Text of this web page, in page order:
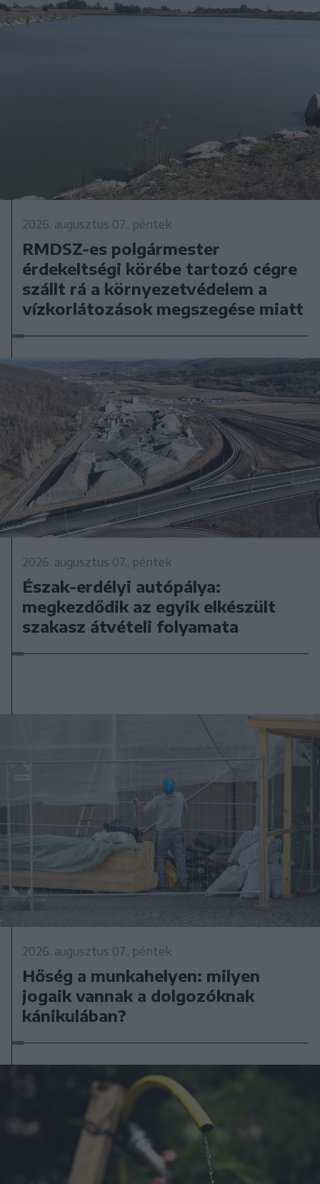
2026. augusztus 07., péntek
RMDSZ-es polgármester
érdekeltségi körébe tartozó cégre
szállt rá a környezetvédelem a
vízkorlátozások megszegése miatt
2026. augusztus 07., péntek
Észak-erdélyi autópálya:
megkezdődik az egyik elkészült
szakasz átvételi folyamata
2026. augusztus 07., péntek
Hőség a munkahelyen: milyen
jogaik vannak a dolgozóknak
kánikulában?